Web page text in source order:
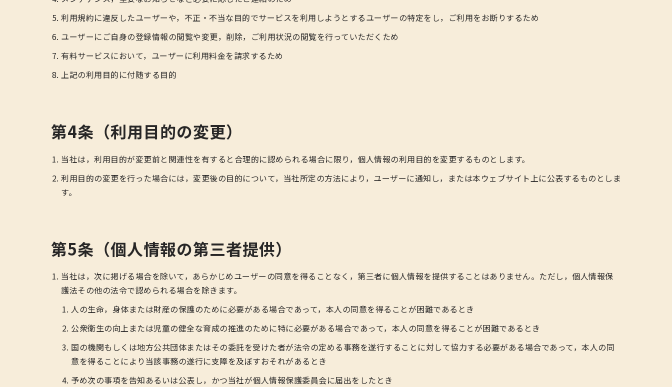
利用規約に違反したユーザーや，不正・不当な目的でサービスを利用しようとするユーザーの特定をし，ご利用をお断りするため
ユーザーにご自身の登録情報の閲覧や変更，削除，ご利用状況の閲覧を行っていただくため
有料サービスにおいて，ユーザーに利用料金を請求するため
上記の利用目的に付随する目的
第4条（利用目的の変更）
当社は，利用目的が変更前と関連性を有すると合理的に認められる場合に限り，個人情報の利用目的を変更するものとします。
利用目的の変更を行った場合には，変更後の目的について，当社所定の方法により，ユーザーに通知し，または本ウェブサイト上に公表するものとしま
す。
第5条（個人情報の第三者提供）
当社は，次に掲げる場合を除いて，あらかじめユーザーの同意を得ることなく，第三者に個人情報を提供することはありません。ただし，個人情報保
護法その他の法令で認められる場合を除きます。
人の生命，身体または財産の保護のために必要がある場合であって，本人の同意を得ることが困難であるとき
公衆衛生の向上または児童の健全な育成の推進のために特に必要がある場合であって，本人の同意を得ることが困難であるとき
国の機関もしくは地方公共団体またはその委託を受けた者が法令の定める事務を遂行することに対して協力する必要がある場合であって，本人の同
意を得ることにより当該事務の遂行に支障を及ぼすおそれがあるとき
予め次の事項を告知あるいは公表し，かつ当社が個人情報保護委員会に届出をしたとき